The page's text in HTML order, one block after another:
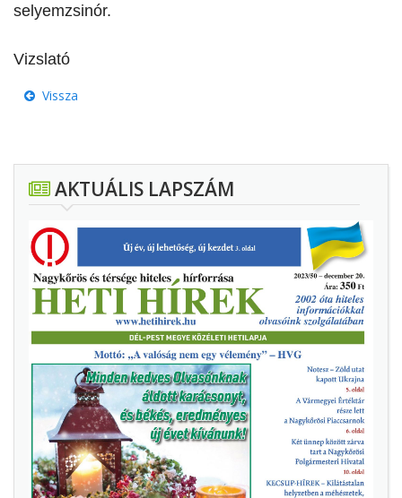
selyemzsinór.
Vizslató
Vissza
AKTUÁLIS LAPSZÁM